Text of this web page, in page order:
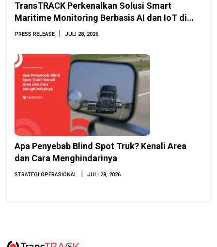
TransTRACK Perkenalkan Solusi Smart
Maritime Monitoring Berbasis AI dan IoT di
INAMARINE 2026
PRESS RELEASE JULI 28, 2026
Apa Penyebab Blind Spot Truk? Kenali Area
dan Cara Menghindarinya
STRATEGI OPERASIONAL JULI 28, 2026